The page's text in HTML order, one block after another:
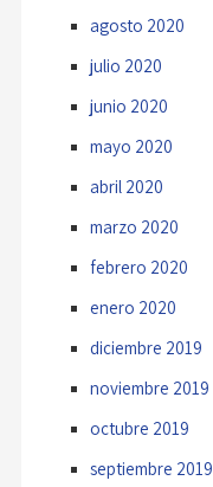
agosto 2020
julio 2020
junio 2020
mayo 2020
abril 2020
marzo 2020
febrero 2020
enero 2020
diciembre 2019
noviembre 2019
octubre 2019
septiembre 2019